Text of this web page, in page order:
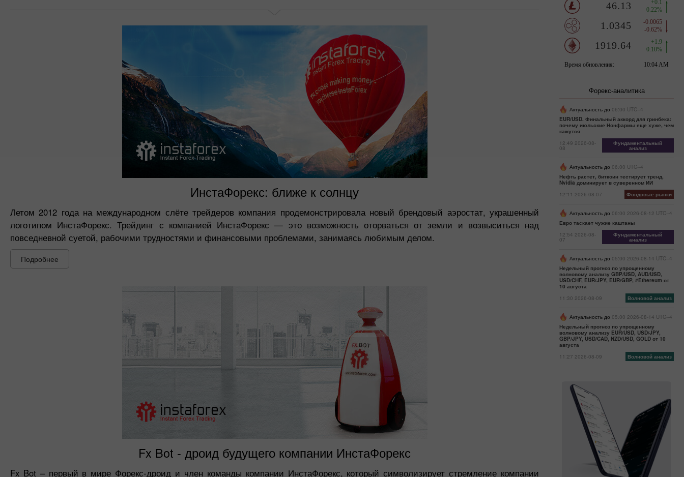
ИнстаФорекс: ближе к солнцу
Летом 2012 года на международном слёте трейдеров компания продемонстрировала новый брендовый аэростат, украшенный
логотипом ИнстаФорекс. Трейдинг с компанией ИнстаФорекс — это возможность оторваться от земли и возвыситься над
повседневной суетой, рабочими трудностями и финансовыми проблемами, занимаясь любимым делом.
Подробнее
Fx Bot - дроид будущего компании ИнстаФорекс
Fx Bot – первый в мире Форекс-дроид и член команды компании ИнстаФорекс, который символизирует стремление компании
Форекс-аналитика
Актуальность до 06:00 UTC--4
EUR/USD. Финальный аккорд для гринбека:
почему июльские Нонфармы еще хуже, чем
кажутся
12:49 2026-08-
08
Фундаментальный
анализ
Актуальность до 06:00 UTC--4
Нефть растет, биткоин тестирует тренд,
Nvidia доминирует в суверенном ИИ
12:11 2026-08-07
Фондовые рынки
Актуальность до 06:00 2026-08-12 UTC--4
Евро таскает чужие каштаны
12:54 2026-08-
07
Фундаментальный
анализ
Актуальность до 05:00 2026-08-14 UTC--4
Недельный прогноз по упрощенному
волновому анализу GBP/USD, AUD/USD,
USD/CHF, EUR/JPY, EUR/GBP, #Ethereum от
10 августа
11:30 2026-08-09
Волновой анализ
Актуальность до 05:00 2026-08-14 UTC--4
Недельный прогноз по упрощенному
волновому анализу EUR/USD, USD/JPY,
GBP/JPY, USD/CAD, NZD/USD, GOLD от 10
августа
11:27 2026-08-09
Волновой анализ